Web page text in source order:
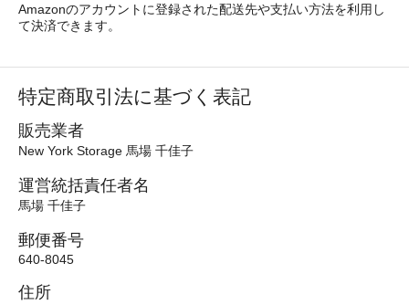
Amazonのアカウントに登録された配送先や支払い方法を利用し
て決済できます。
特定商取引法に基づく表記
販売業者
New York Storage 馬場 千佳子
運営統括責任者名
馬場 千佳子
郵便番号
640-8045
住所